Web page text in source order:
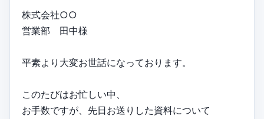
株式会社○○
営業部 田中様
平素より大変お世話になっております。
このたびはお忙しい中、
お手数ですが、先日お送りした資料について